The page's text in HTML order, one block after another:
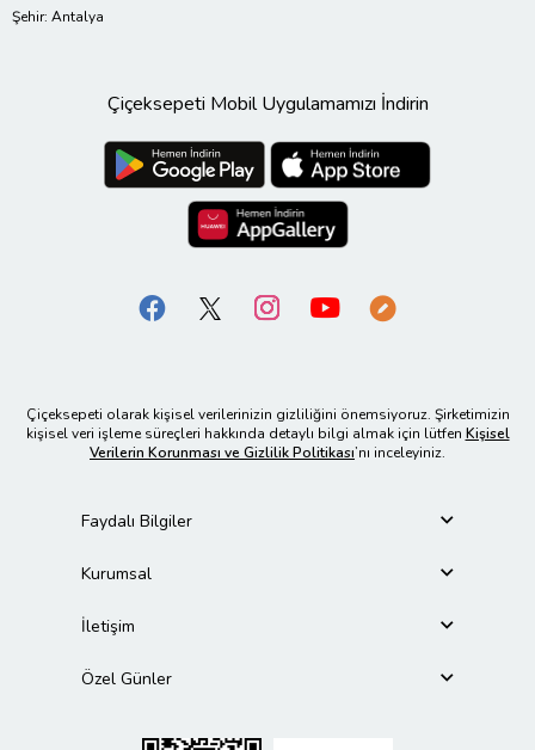
Şehir: Antalya
Çiçeksepeti Mobil Uygulamamızı İndirin
Çiçeksepeti olarak kişisel verilerinizin gizliliğini önemsiyoruz. Şirketimizin
kişisel veri işleme süreçleri hakkında detaylı bilgi almak için lütfen Kişisel
Verilerin Korunması ve Gizlilik Politikası’nı inceleyiniz.
Faydalı Bilgiler
Kurumsal
İletişim
Özel Günler